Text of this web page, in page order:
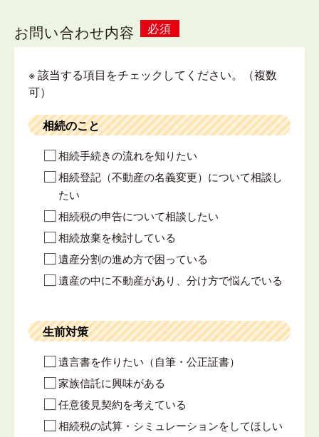
お問い合わせ内容 必須
※ 該当する項目をチェックしてください。（複数
可）
相続のこと
相続手続きの流れを知りたい
相続登記（不動産の名義変更）について相談し
たい
相続税の申告について相談したい
相続放棄を検討している
遺産分割の進め方で困っている
遺産の中に不動産があり、分け方で悩んでいる
生前対策
遺言書を作りたい（自筆・公正証書）
家族信託に興味がある
任意後見契約を考えている
相続税の試算・シミュレーションをしてほしい